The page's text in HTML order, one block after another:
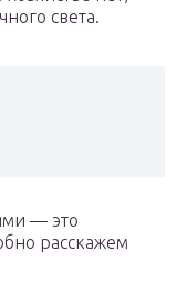
света.
— это
расскажем